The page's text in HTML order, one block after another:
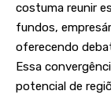
costuma reunir
fundos,
oferecendo
Essa
potencial de